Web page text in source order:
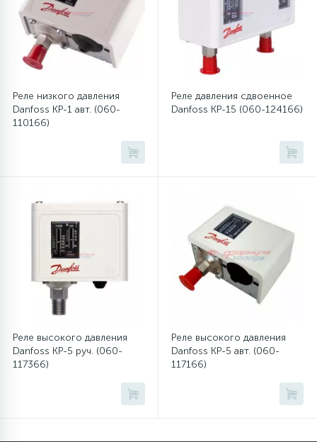
Смазки
Стекла люка
Суппорты (ступицы)
27
ТЭНы (нагревательные элементы)
Улитки помп
12
Шкивы барабана
Шланги залива
27
Реле низкого давления
Danfoss KP-1 авт. (060-
110166)
Реле давления сдвоенное
Danfoss KP-15 (060-124166)
Реле высокого давления
Danfoss KP-5 руч. (060-
117366)
Реле высокого давления
Danfoss KP-5 авт. (060-
117166)